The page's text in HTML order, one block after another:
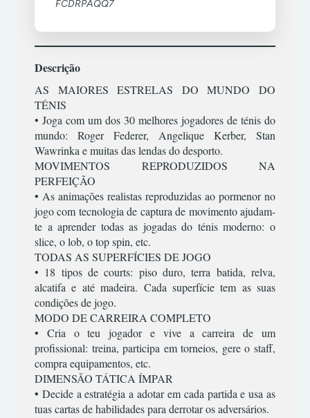
TIRO
RPG
SIMULADOR
TERROR
TIRO
SIMULADOR
TERROR
TIRO
INFANTIL
MÚSICA/RITMO
RPG
SIMULATOR
TERROR
TIRO
ACÇÃO/AVENTURA
CLÁSSICOS
CORRIDA
ESPORTES
LUTA
RPG
TIRO
XBOX
ONE
PREMIUM
OFFLINE
ACÇÃO/AVENTURA
COMBATE
CORRIDA
DESPORTO
ESTRATÉGIA
INFANTIL
MÚSICA/RITMO
RPG
SIMULADOR
TERROR
TIRO
XBOX
ONE
PREMIUM
ONLINE
ACÇÃO/AVENTURA
COMBATE
CORRIDA
DESPORTO
ESTRATÉGIA
INFANTIL
MÚSICA/RITMO
RPG
SIMULADOR
TERROR
TIRO
FCDRPAQQ7
Descrição
AS MAIORES ESTRELAS DO MUNDO DO
TÉNIS
• Joga com um dos 30 melhores jogadores de ténis do
mundo: Roger Federer, Angelique Kerber, Stan
Wawrinka e muitas das lendas do desporto.
MOVIMENTOS REPRODUZIDOS NA
PERFEIÇÃO
• As animações realistas reproduzidas ao pormenor no
jogo com tecnologia de captura de movimento ajudam-
te a aprender todas as jogadas do ténis moderno: o
slice, o lob, o top spin, etc.
TODAS AS SUPERFÍCIES DE JOGO
• 18 tipos de courts: piso duro, terra batida, relva,
alcatifa e até madeira. Cada superfície tem as suas
condições de jogo.
MODO DE CARREIRA COMPLETO
• Cria o teu jogador e vive a carreira de um
profissional: treina, participa em torneios, gere o staff,
compra equipamentos, etc.
DIMENSÃO TÁTICA ÍMPAR
• Decide a estratégia a adotar em cada partida e usa as
tuas cartas de habilidades para derrotar os adversários.